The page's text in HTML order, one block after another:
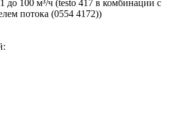
до 100 м³/ч (testo 417 в комбинации с
потока (0554 4172))